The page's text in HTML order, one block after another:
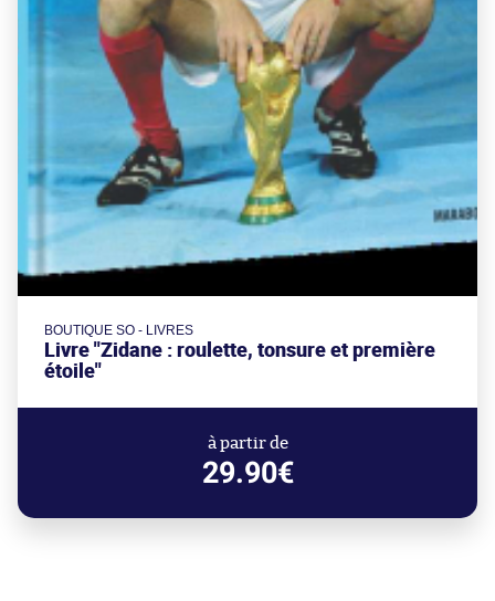
BOUTIQUE SO - LIVRES
Livre "Zidane : roulette, tonsure et première
étoile"
à partir de
29.90€